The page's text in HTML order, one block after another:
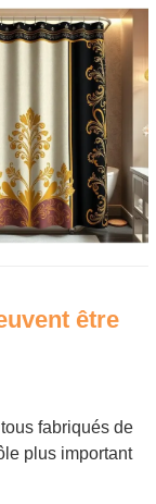
être
fabriqués de
plus important